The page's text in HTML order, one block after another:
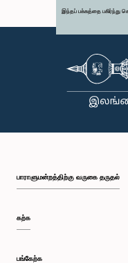
இந்தப் பக்கத்தை பகிர்ந்து
பாராளுமன்றத்திற்கு வருகை தருதல்
கற்க
பங்கேற்க